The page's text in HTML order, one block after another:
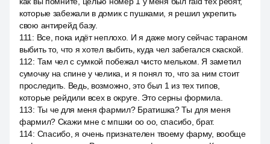
которые забежали в домик с пушками, я решил укрепить
свою антирейд базу.
111 : Все, пока идёт неплохо. И я даже могу сейчас тараном
выбить то, что я хотел выбить, куда чел забегался скаской.
112: Там чел с сумкой побежал чисто мельком. Я заметил
сумочку на спине у челика, и я понял то, что за ним стоит
проследить. Ведь, возможно, это был 1 из тех типов,
которые рейдили всех в округе. Это серны формила.
113: Ты че для меня фармил? Братишка? Ты для меня
фармил? Скажи мне с мпшки оо оо, спасибо, брат.
114: Спасибо, я очень признателен твоему фарму, вообще